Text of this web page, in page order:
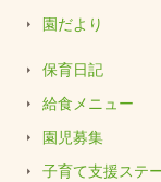
園だより
保育日記
給食メニュー
園児募集
子育て支援ステ